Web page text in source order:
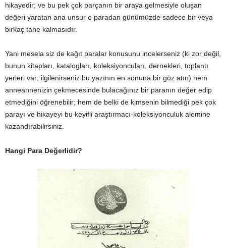
hikayedir; ve bu pek çok parçanın bir araya gelmesiyle oluşan
değeri yaratan ana unsur o paradan günümüzde sadece bir veya
birkaç tane kalmasıdır.
Yani mesela siz de kağıt paralar konusunu incelerseniz (ki zor değil,
bunun kitapları, katalogları, koleksiyoncuları, dernekleri, toplantı
yerleri var; ilgilenirseniz bu yazının en sonuna bir göz atın) hem
anneannenizin çekmecesinde bulacağınız bir paranın değer edip
etmediğini öğrenebilir; hem de belki de kimsenin bilmediği pek çok
parayı ve hikayeyi bu keyifli araştırmacı-koleksiyonculuk alemine
kazandırabilirsiniz.
Hangi Para Değerlidir?